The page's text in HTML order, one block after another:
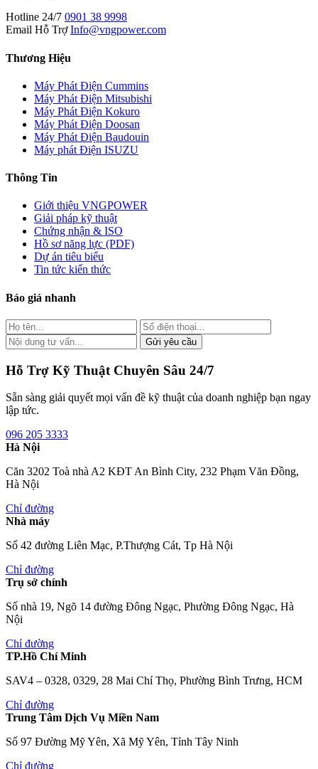
Hotline 24/7 0901 38 9998
Email Hỗ Trợ Info@vngpower.com
Thương Hiệu
Máy Phát Điện Cummins
Máy Phát Điện Mitsubishi
Máy Phát Điện Kokuro
Máy Phát Điện Doosan
Máy Phát Điện Baudouin
Máy phát Điện ISUZU
Thông Tin
Giới thiệu VNGPOWER
Giải pháp kỹ thuật
Chứng nhận & ISO
Hồ sơ năng lực (PDF)
Dự án tiêu biểu
Tin tức kiến thức
Báo giá nhanh
Gửi yêu cầu
Hỗ Trợ Kỹ Thuật Chuyên Sâu 24/7
Sẵn sàng giải quyết mọi vấn đề kỹ thuật của doanh nghiệp bạn ngay
lập tức.
096 205 3333
Hà Nội
Căn 3202 Toà nhà A2 KĐT An Bình City, 232 Phạm Văn Đồng,
Hà Nội
Chỉ đường
Nhà máy
Số 42 đường Liên Mạc, P.Thượng Cát, Tp Hà Nội
Chỉ đường
Trụ sở chính
Số nhà 19, Ngõ 14 đường Đông Ngạc, Phường Đông Ngạc, Hà
Nội
Chỉ đường
TP.Hồ Chí Minh
SAV4 – 0328, 0329, 28 Mai Chí Thọ, Phường Bình Trưng, HCM
Chỉ đường
Trung Tâm Dịch Vụ Miền Nam
Số 97 Đường Mỹ Yên, Xã Mỹ Yên, Tỉnh Tây Ninh
Chỉ đường